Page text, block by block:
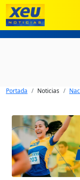
Portada Noticias